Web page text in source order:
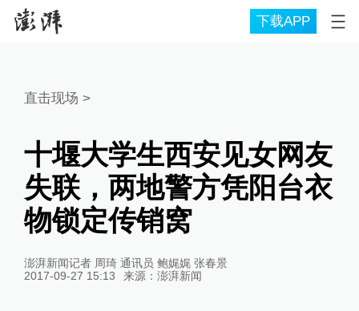
下载APP
直击现场 >
十堰大学生西安见女网友
失联，两地警方凭阳台衣
物锁定传销窝
澎湃新闻记者 周琦 通讯员 鲍娓娓 张春景
2017-09-27 15:13
来源： 澎湃新闻